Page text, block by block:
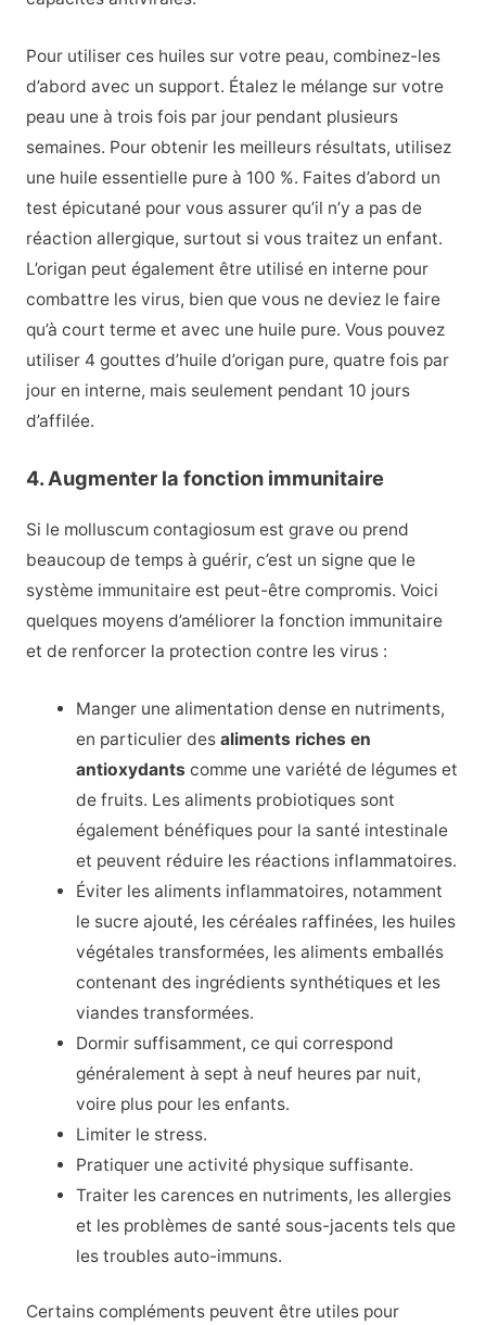
Pour utiliser ces huiles sur votre peau, combinez-les
d’abord avec un support. Étalez le mélange sur votre
peau une à trois fois par jour pendant plusieurs
semaines. Pour obtenir les meilleurs résultats, utilisez
une huile essentielle pure à 100 %. Faites d’abord un
test épicutané pour vous assurer qu’il n’y a pas de
réaction allergique, surtout si vous traitez un enfant.
L’origan peut également être utilisé en interne pour
combattre les virus, bien que vous ne deviez le faire
qu’à court terme et avec une huile pure. Vous pouvez
utiliser 4 gouttes d’huile d’origan pure, quatre fois par
jour en interne, mais seulement pendant 10 jours
d’affilée.
4. Augmenter la fonction immunitaire
Si le molluscum contagiosum est grave ou prend
beaucoup de temps à guérir, c’est un signe que le
système immunitaire est peut-être compromis. Voici
quelques moyens d’améliorer la fonction immunitaire
et de renforcer la protection contre les virus :
Manger une alimentation dense en nutriments,
en particulier desaliments riches en
antioxydants comme une variété de légumes et
de fruits. Les aliments probiotiques sont
également bénéfiques pour la santé intestinale
et peuvent réduire les réactions inflammatoires.
Éviter les aliments inflammatoires, notamment
le sucre ajouté, les céréales raffinées, les huiles
végétales transformées, les aliments emballés
contenant des ingrédients synthétiques et les
viandes transformées.
Dormir suffisamment, ce qui correspond
généralement à sept à neuf heures par nuit,
voire plus pour les enfants.
Limiter le stress.
Pratiquer une activité physique suffisante.
Traiter les carences en nutriments, les allergies
et les problèmes de santé sous-jacents tels que
les troubles auto-immuns.
Certains compléments peuvent être utiles pour